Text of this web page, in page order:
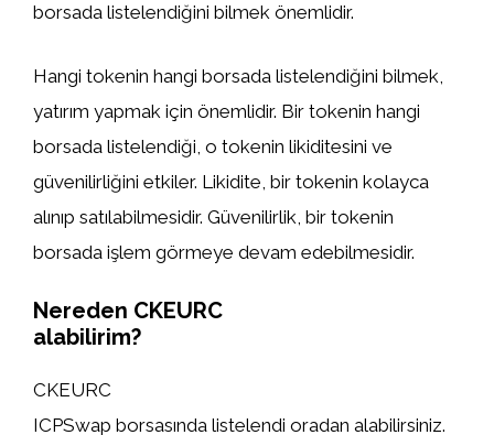
borsada listelendiğini bilmek önemlidir.
Hangi tokenin hangi borsada listelendiğini bilmek,
yatırım yapmak için önemlidir. Bir tokenin hangi
borsada listelendiği, o tokenin likiditesini ve
güvenilirliğini etkiler. Likidite, bir tokenin kolayca
alınıp satılabilmesidir. Güvenilirlik, bir tokenin
borsada işlem görmeye devam edebilmesidir.
Nereden CKEURC
alabilirim?
CKEURC
ICPSwap borsasında listelendi oradan alabilirsiniz.